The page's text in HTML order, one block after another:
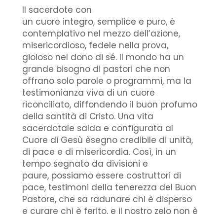
Il sacerdote con
un cuore integro, semplice e puro, è
contemplativo nel mezzo dell’azione,
misericordioso, fedele nella prova,
gioioso nel dono di sé. Il mondo ha un
grande bisogno di pastori che non
offrano solo parole o programmi, ma la
testimonianza viva di un cuore
riconciliato, diffondendo il buon profumo
della santità di Cristo. Una vita
sacerdotale salda e configurata al
Cuore di Gesù èsegno credibile di unità,
di pace e di misericordia. Così, in un
tempo segnato da divisioni e
paure, possiamo essere costruttori di
pace, testimoni della tenerezza del Buon
Pastore, che sa radunare chi è disperso
e curare chi è ferito, e il nostro zelo non è